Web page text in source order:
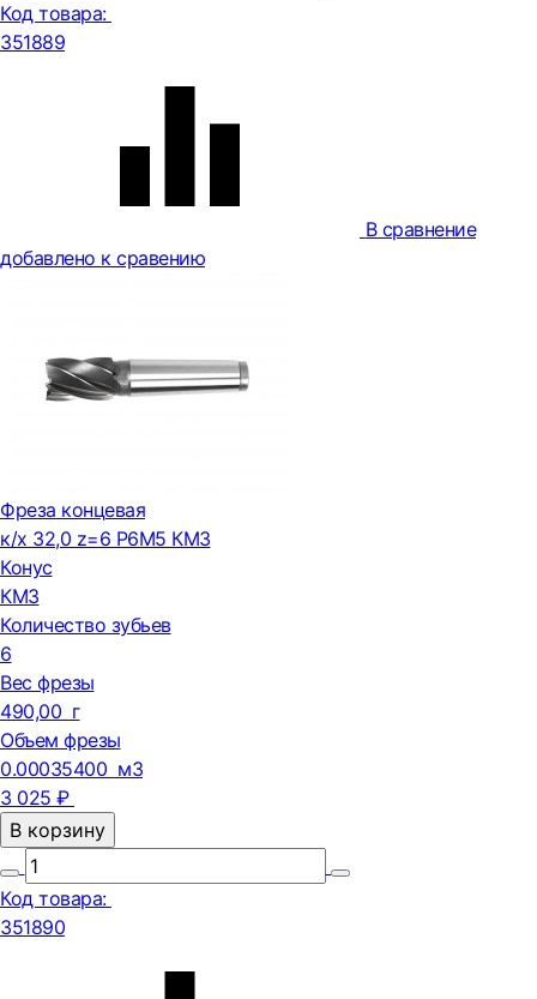
Код товара:
351889
В сравнение
добавлено к сравению
Фреза концевая
к/х 32,0 z=6 Р6М5 КМ3
Конус
КМ3
Количество зубьев
6
Вес фрезы
490,00 г
Объем фрезы
0.00035400 м3
3 025 ₽
В корзину
Код товара:
351890